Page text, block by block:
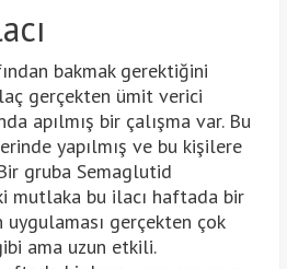
bakmak gerektiğini
gerçekten ümit verici
apılmış bir çalışma var. Bu
yapılmış ve bu kişilere
gruba Semaglutid
mutlaka bu ilacı haftada bir
uygulaması gerçekten çok
ama uzun etkili.